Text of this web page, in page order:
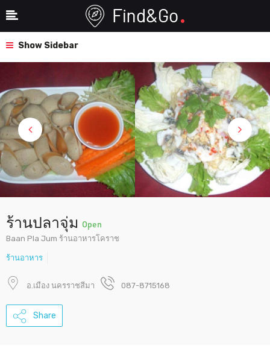
Show Sidebar
ร้านปลาจุ่ม Open
Baan Pla Jum ร้านอาหารโคราช
ร้านอาหาร
อ.เมือง นครราชสีมา 087-8715168
Share